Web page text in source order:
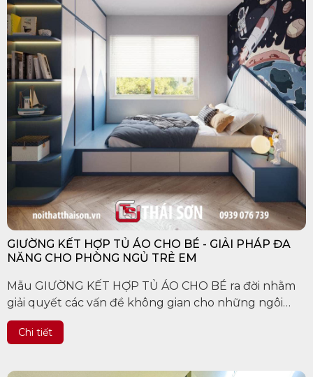
GIƯỜNG KẾT HỢP TỦ ÁO CHO BÉ - GIẢI PHÁP ĐA
NĂNG CHO PHÒNG NGỦ TRẺ EM
Mẫu GIƯỜNG KẾT HỢP TỦ ÁO CHO BÉ ra đời nhằm
giải quyết các vấn đề không gian cho những ngôi
nhà chật hẹp. Trẻ sẽ vẫn có không gian riêng gọn
gàng, tiện nghi và thoải mái khi...
Chi tiết